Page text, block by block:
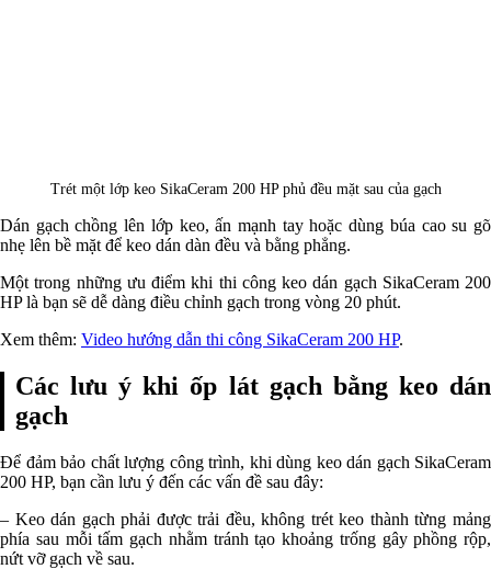
Trét một lớp keo SikaCeram 200 HP phủ đều mặt sau của gạch
Dán gạch chồng lên lớp keo, ấn mạnh tay hoặc dùng búa cao su gõ
nhẹ lên bề mặt để keo dán dàn đều và bằng phẳng.
Một trong những ưu điểm khi thi công keo dán gạch SikaCeram 200
HP là bạn sẽ dễ dàng điều chỉnh gạch trong vòng 20 phút.
Xem thêm: Video hướng dẫn thi công SikaCeram 200 HP.
Các lưu ý khi ốp lát gạch bằng keo dán
gạch
Để đảm bảo chất lượng công trình, khi dùng keo dán gạch SikaCeram
200 HP, bạn cần lưu ý đến các vấn đề sau đây:
– Keo dán gạch phải được trải đều, không trét keo thành từng mảng
phía sau mỗi tấm gạch nhằm tránh tạo khoảng trống gây phồng rộp,
nứt vỡ gạch về sau.